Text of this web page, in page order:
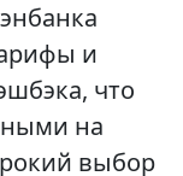
и
что
на
выбор